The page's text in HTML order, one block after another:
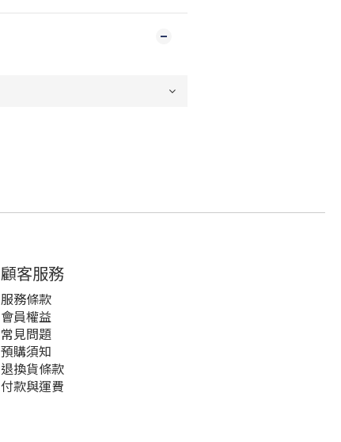
顧客服務
服務條款
會員權益
常見問題
預購須知
退換貨條款
付款與運費